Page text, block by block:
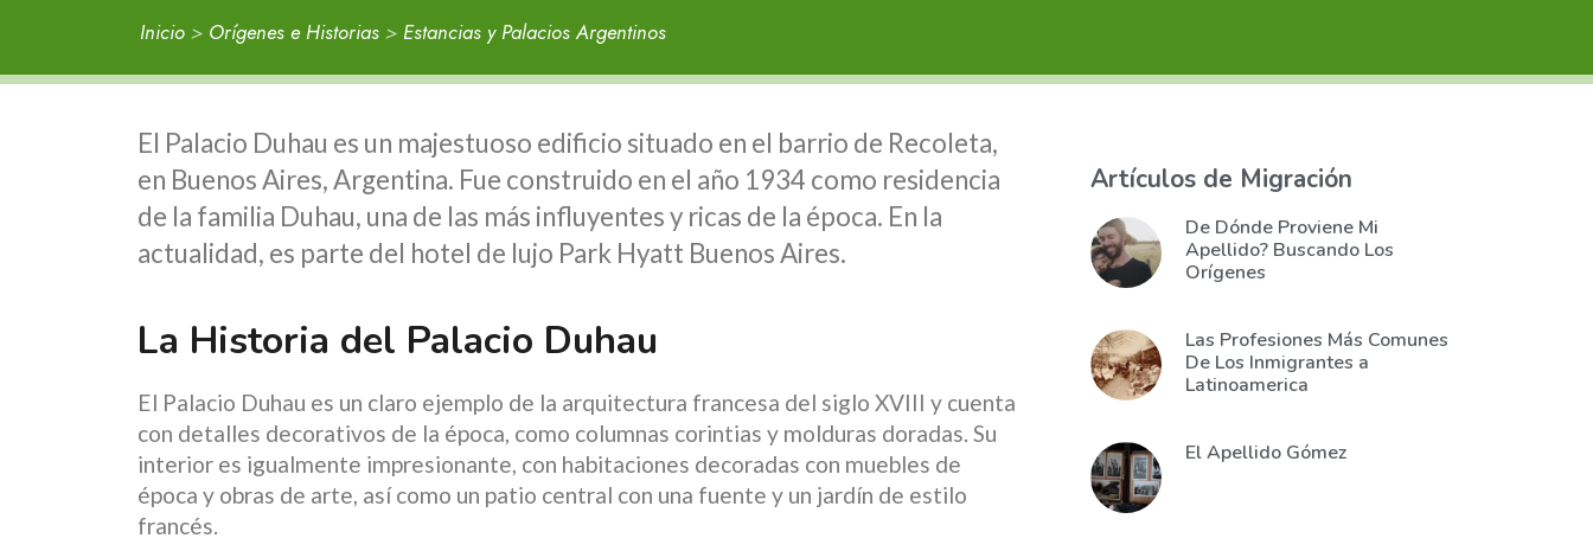
Inicio > Orígenes e Historias > Estancias y Palacios Argentinos
El Palacio Duhau es un majestuoso edificio situado en el barrio de Recoleta,
en Buenos Aires, Argentina. Fue construido en el año 1934 como residencia
de la familia Duhau, una de las más influyentes y ricas de la época. En la
actualidad, es parte del hotel de lujo Park Hyatt Buenos Aires.
La Historia del Palacio Duhau
El Palacio Duhau es un claro ejemplo de la arquitectura francesa del siglo XVIII y cuenta
con detalles decorativos de la época, como columnas corintias y molduras doradas. Su
interior es igualmente impresionante, con habitaciones decoradas con muebles de
época y obras de arte, así como un patio central con una fuente y un jardín de estilo
francés.
Artículos de Migración
De Dónde Proviene Mi
Apellido? Buscando Los
Orígenes
Las Profesiones Más Comunes
De Los Inmigrantes a
Latinoamerica
El Apellido Gómez